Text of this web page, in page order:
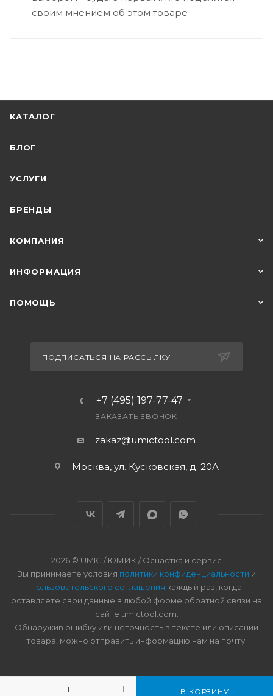
В КОРЗИНУ
своим мнением об этом товаре
КАТАЛОГ
БЛОГ
УСЛУГИ
БРЕНДЫ
КОМПАНИЯ
ИНФОРМАЦИЯ
ПОМОЩЬ
ПОДПИСАТЬСЯ НА РАССЫЛКУ
+7 (495) 197-77-47
ЗАКАЗАТЬ ЗВОНОК
zakaz@umictool.com
Москва, ул. Кусковская, д. 20А
2026 © UMIC / ЮМИК / Оснастка и сервис
Вы принимаете условия политики конфиденциальности и
пользовательского соглашения каждый раз, когда
оставляете свои данные в любой форме обратной связи на
сайте umictool.com.
Обнаружив ошибку или неточность в тексте или описании
товара, можно отправить информацию нам на почту.